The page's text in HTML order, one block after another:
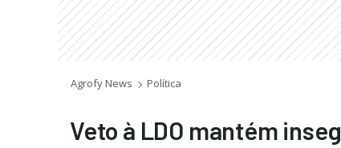
Agrofy News Política
Veto à LDO mantém